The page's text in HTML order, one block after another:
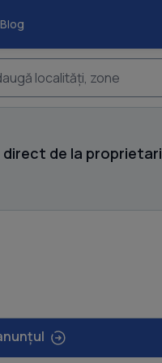
Blog
localități, zone
direct de la proprietari